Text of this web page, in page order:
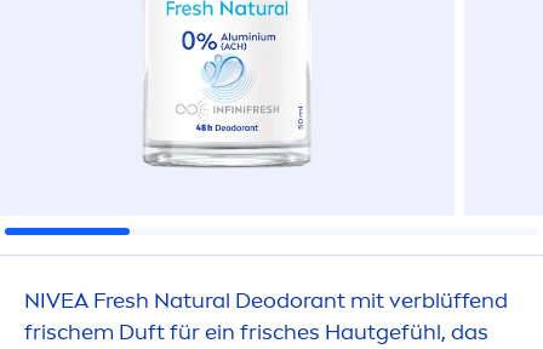
NIVEA Fresh Natural Deodorant mit verblüffend
frischem Duft für ein frisches Hautgefühl, das